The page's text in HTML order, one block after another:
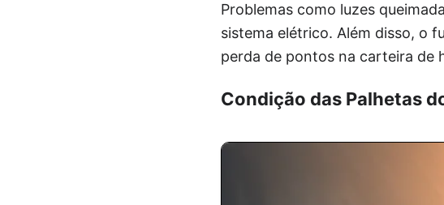
Problemas como luzes
sistema elétrico. Além disso, o
perda de pontos na carteira de
Condição das Palhetas